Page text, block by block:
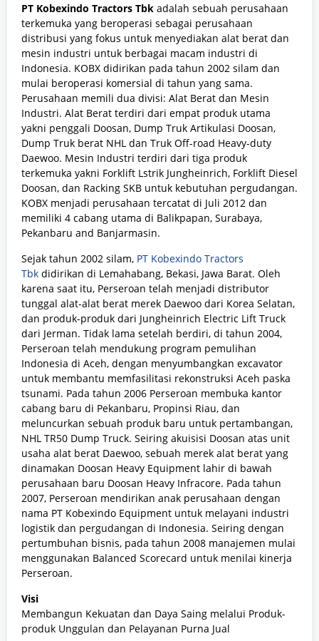
PT Kobexindo Tractors Tbk adalah sebuah perusahaan
terkemuka yang beroperasi sebagai perusahaan
distribusi yang fokus untuk menyediakan alat berat dan
mesin industri untuk berbagai macam industri di
Indonesia. KOBX didirikan pada tahun 2002 silam dan
mulai beroperasi komersial di tahun yang sama.
Perusahaan memili dua divisi: Alat Berat dan Mesin
Industri. Alat Berat terdiri dari empat produk utama
yakni penggali Doosan, Dump Truk Artikulasi Doosan,
Dump Truk berat NHL dan Truk Off-road Heavy-duty
Daewoo. Mesin Industri terdiri dari tiga produk
terkemuka yakni Forklift Lstrik Jungheinrich, Forklift Diesel
Doosan, dan Racking SKB untuk kebutuhan pergudangan.
KOBX menjadi perusahaan tercatat di Juli 2012 dan
memiliki 4 cabang utama di Balikpapan, Surabaya,
Pekanbaru and Banjarmasin.
Sejak tahun 2002 silam, PT Kobexindo Tractors
Tbk didirikan di Lemahabang, Bekasi, Jawa Barat. Oleh
karena saat itu, Perseroan telah menjadi distributor
tunggal alat-alat berat merek Daewoo dari Korea Selatan,
dan produk-produk dari Jungheinrich Electric Lift Truck
dari Jerman. Tidak lama setelah berdiri, di tahun 2004,
Perseroan telah mendukung program pemulihan
Indonesia di Aceh, dengan menyumbangkan excavator
untuk membantu memfasilitasi rekonstruksi Aceh paska
tsunami. Pada tahun 2006 Perseroan membuka kantor
cabang baru di Pekanbaru, Propinsi Riau, dan
meluncurkan sebuah produk baru untuk pertambangan,
NHL TR50 Dump Truck. Seiring akuisisi Doosan atas unit
usaha alat berat Daewoo, sebuah merek alat berat yang
dinamakan Doosan Heavy Equipment lahir di bawah
perusahaan baru Doosan Heavy Infracore. Pada tahun
2007, Perseroan mendirikan anak perusahaan dengan
nama PT Kobexindo Equipment untuk melayani industri
logistik dan pergudangan di Indonesia. Seiring dengan
pertumbuhan bisnis, pada tahun 2008 manajemen mulai
menggunakan Balanced Scorecard untuk menilai kinerja
Perseroan.
Visi
Membangun Kekuatan dan Daya Saing melalui Produk-
produk Unggulan dan Pelayanan Purna Jual